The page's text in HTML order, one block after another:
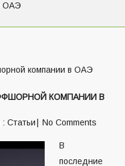
ОАЭ
КОМПАНИИ В
: Статьи No Comments
В
последние